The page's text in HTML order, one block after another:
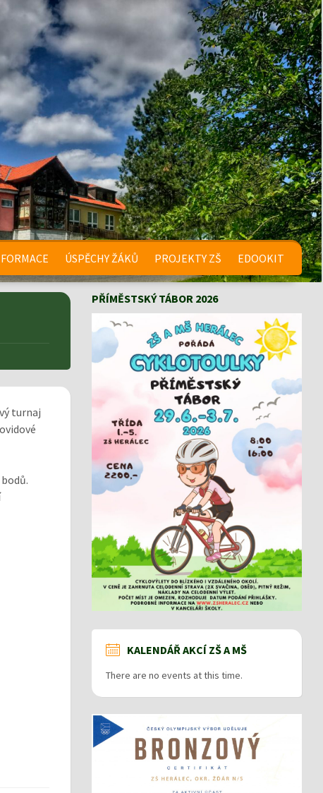
ÚSPĚCHY ŽÁKŮ PROJEKTY ZŠ EDOOKIT
turnaj
PŘÍMĚSTSKÝ TÁBOR 2026
KALENDÁŘ AKCÍ ZŠ A MŠ
There are no events at this time.